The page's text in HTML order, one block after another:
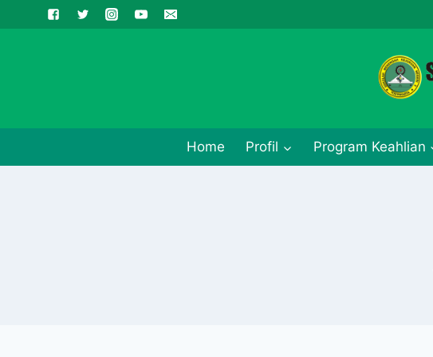
to
Home Profil Program Keahlian